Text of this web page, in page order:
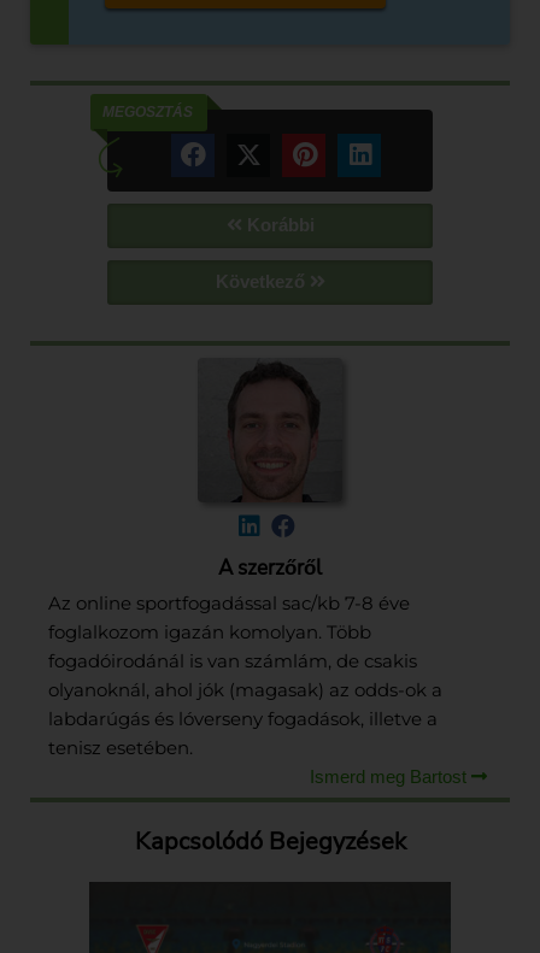
MEGOSZTÁS
Korábbi
Következő
A szerzőről
Az online sportfogadással sac/kb 7-8 éve
foglalkozom igazán komolyan. Több
fogadóirodánál is van számlám, de csakis
olyanoknál, ahol jók (magasak) az odds-ok a
labdarúgás és lóverseny fogadások, illetve a
tenisz esetében.
Ismerd meg Bartost
Kapcsolódó Bejegyzések